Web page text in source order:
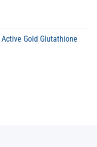
₫.
Gold Glutathione